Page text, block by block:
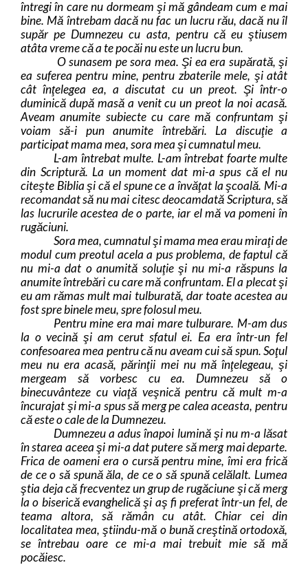
întregi în care nu dormeam şi mă gândeam cum e mai
bine. Mă întrebam dacă nu fac un lucru rău, dacă nu îl
supăr pe Dumnezeu cu asta, pentru că eu ştiusem
atâta vreme că a te pocăi nu este un lucru bun.
O sunasem pe sora mea. Şi ea era supărată, şi
ea suferea pentru mine, pentru zbaterile mele, şi atât
cât înţelegea ea, a discutat cu un preot. Şi într-o
duminică după masă a venit cuun preot la noi acasă.
Aveam anumite subiecte cu care mă confruntam şi
voiam să-i pun anumite întrebări. La discuţie a
participat mama mea, sora mea şi cumnatul meu.
L-am întrebat multe. L-am întrebat foarte multe
din Scriptură. La un moment dat mi-a spus că el nu
citeşte Biblia şi că el spune ce a învăţat la şcoală. Mi-a
recomandat să nu mai citesc deocamdată Scriptura, să
las lucrurile acestea de o parte, iar el mă va pomeni în
rugăciuni.
Sora mea, cumnatul şi mama mea erau miraţi de
modul cum preotul acela a pusproblema, de faptul că
nu mi-a dat o anumită soluţie şi nu mi-a răspuns la
anumite întrebări cu care mă confruntam. El a plecat şi
eu am rămas mult mai tulburată, dar toate acestea au
fost spre binele meu, spre folosul meu.
Pentru mine era mai mare tulburare. M-am dus
la o vecină şi am cerut sfatul ei. Ea era într-un fel
confesoarea mea pentru că nu aveam cui să spun. Soţul
meu nu era acasă, părinţii mei nu mă înţelegeau, şi
mergeam să vorbesc cu ea. Dumnezeu să o
binecuvânteze cu viaţă veşnică pentru că mult m-a
încurajat şi mi-a spus să merg pe calea aceasta, pentru
că este o cale de la Dumnezeu.
Dumnezeu a adus înapoi lumină şi nu m-a lăsat
în starea aceea şi mi-a dat putere să merg mai departe.
Frica de oameni era o cursă pentru mine, îmi era frică
de ce o să spună ăla, de ce o să spună celălalt. Lumea
ştia deja că frecventez un grup de rugăciune şi că merg
la o biserică evanghelică şi aş fi preferat într-un fel, de
teama altora, să rămân cu atât. Chiar cei din
localitatea mea, ştiindu-mă o bună creştină ortodoxă,
se întrebau oare ce mi-a mai trebuit mie să mă
pocăiesc.